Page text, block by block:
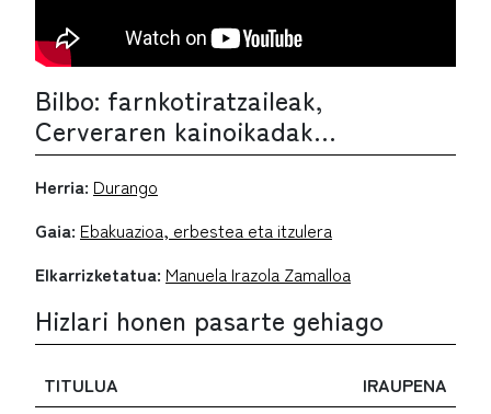
Bilbo: farnkotiratzaileak,
Cerveraren kainoikadak…
Herria: Durango
Gaia: Ebakuazioa, erbestea eta itzulera
Elkarrizketatua: Manuela Irazola Zamalloa
Hizlari honen pasarte gehiago
TITULUA
IRAUPENA